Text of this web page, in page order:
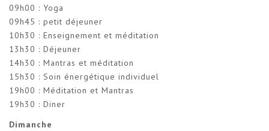
09h00 : Yoga
09h45 : petit déjeuner
10h30 : Enseignement et méditation
13h30 : Déjeuner
14h30 : Mantras et méditation
15h30 : Soin énergétique individuel
19h00 : Méditation et Mantras
19h30 : Diner
Dimanche